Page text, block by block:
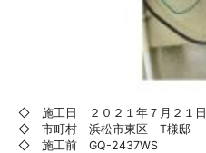
◇ 施工日 ２０２１年７月２１日
◇ 市町村 浜松市東区 T様邸
◇ 施工前 GQ-2437WS